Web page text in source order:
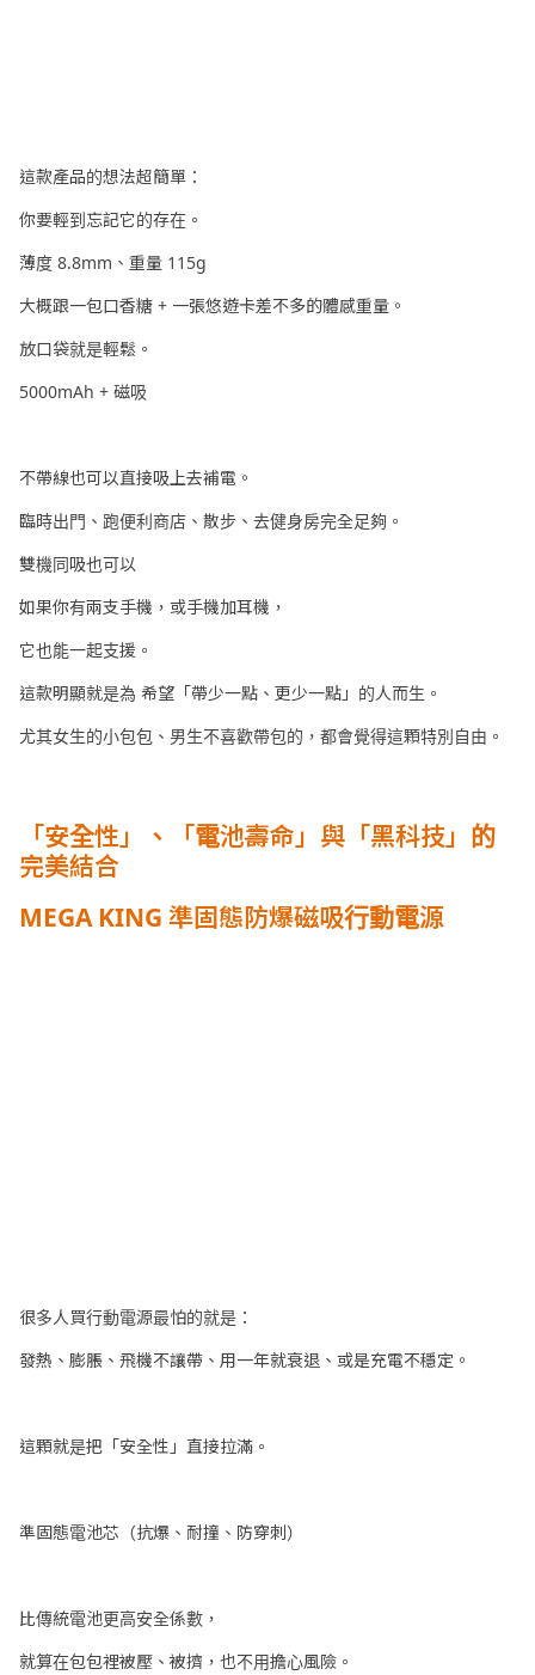
這款產品的想法超簡單：
你要輕到忘記它的存在。
薄度 8.8mm、重量 115g
大概跟一包口香糖 + 一張悠遊卡差不多的體感重量。
放口袋就是輕鬆。
5000mAh + 磁吸
不帶線也可以直接吸上去補電。
臨時出門、跑便利商店、散步、去健身房完全足夠。
雙機同吸也可以
如果你有兩支手機，或手機加耳機，
它也能一起支援。
這款明顯就是為 希望「帶少一點、更少一點」的人而生。
尤其女生的小包包、男生不喜歡帶包的，都會覺得這顆特別自由。
「安全性」、「電池壽命」與「黑科技」的
完美結合
MEGA KING 準固態防爆磁吸行動電源
很多人買行動電源最怕的就是：
發熱、膨脹、飛機不讓帶、用一年就衰退、或是充電不穩定。
這顆就是把「安全性」直接拉滿。
準固態電池芯（抗爆、耐撞、防穿刺）
比傳統電池更高安全係數，
就算在包包裡被壓、被擠，也不用擔心風險。